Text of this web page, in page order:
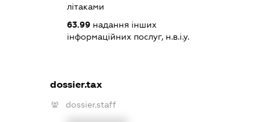
літаками
63.99 надання інших
інформаційних послуг, н.в.і.у.
dossier.tax
dossier.staff